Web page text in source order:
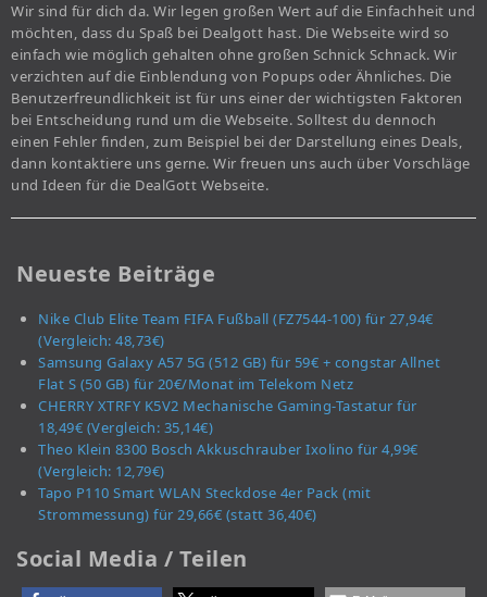
Wir sind für dich da. Wir legen großen Wert auf die Einfachheit und
möchten, dass du Spaß bei Dealgott hast. Die Webseite wird so
einfach wie möglich gehalten ohne großen Schnick Schnack. Wir
verzichten auf die Einblendung von Popups oder Ähnliches. Die
Benutzerfreundlichkeit ist für uns einer der wichtigsten Faktoren
bei Entscheidung rund um die Webseite. Solltest du dennoch
einen Fehler finden, zum Beispiel bei der Darstellung eines Deals,
dann kontaktiere uns gerne. Wir freuen uns auch über Vorschläge
und Ideen für die DealGott Webseite.
Neueste Beiträge
Nike Club Elite Team FIFA Fußball (FZ7544-100) für 27,94€
(Vergleich: 48,73€)
Samsung Galaxy A57 5G (512 GB) für 59€ + congstar Allnet
Flat S (50 GB) für 20€/Monat im Telekom Netz
CHERRY XTRFY K5V2 Mechanische Gaming-Tastatur für
18,49€ (Vergleich: 35,14€)
Theo Klein 8300 Bosch Akkuschrauber Ixolino für 4,99€
(Vergleich: 12,79€)
Tapo P110 Smart WLAN Steckdose 4er Pack (mit
Strommessung) für 29,66€ (statt 36,40€)
Social Media / Teilen